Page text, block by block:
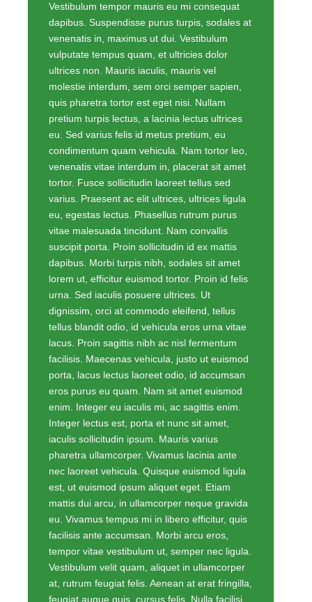
Vestibulum tempor mauris eu mi consequat
dapibus. Suspendisse purus turpis, sodales at
venenatis in, maximus ut dui. Vestibulum
vulputate tempus quam, et ultricies dolor
ultrices non. Mauris iaculis, mauris vel
molestie interdum, sem orci semper sapien,
quis pharetra tortor est eget nisi. Nullam
pretium turpis lectus, a lacinia lectus ultrices
eu. Sed varius felis id metus pretium, eu
condimentum quam vehicula. Nam tortor leo,
venenatis vitae interdum in, placerat sit amet
tortor. Fusce sollicitudin laoreet tellus sed
varius. Praesent ac elit ultrices, ultrices ligula
eu, egestas lectus. Phasellus rutrum purus
vitae malesuada tincidunt. Nam convallis
suscipit porta. Proin sollicitudin id ex mattis
dapibus. Morbi turpis nibh, sodales sit amet
lorem ut, efficitur euismod tortor. Proin id felis
urna. Sed iaculis posuere ultrices. Ut
dignissim, orci at commodo eleifend, tellus
tellus blandit odio, id vehicula eros urna vitae
lacus. Proin sagittis nibh ac nisl fermentum
facilisis. Maecenas vehicula, justo ut euismod
porta, lacus lectus laoreet odio, id accumsan
eros purus eu quam. Nam sit amet euismod
enim. Integer eu iaculis mi, ac sagittis enim.
Integer lectus est, porta et nunc sit amet,
iaculis sollicitudin ipsum. Mauris varius
pharetra ullamcorper. Vivamus lacinia ante
nec laoreet vehicula. Quisque euismod ligula
est, ut euismod ipsum aliquet eget. Etiam
mattis dui arcu, in ullamcorper neque gravida
eu. Vivamus tempus mi in libero efficitur, quis
facilisis ante accumsan. Morbi arcu eros,
tempor vitae vestibulum ut, semper nec ligula.
Vestibulum velit quam, aliquet in ullamcorper
at, rutrum feugiat felis. Aenean at erat fringilla,
feugiat augue quis, cursus felis. Nulla facilisi.